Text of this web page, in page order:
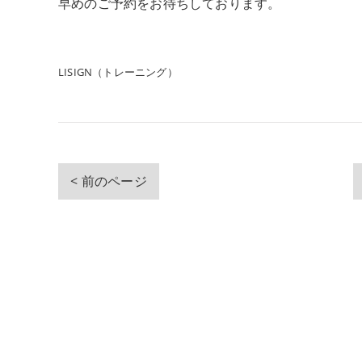
LISIGN（トレーニング）
< 前のページ